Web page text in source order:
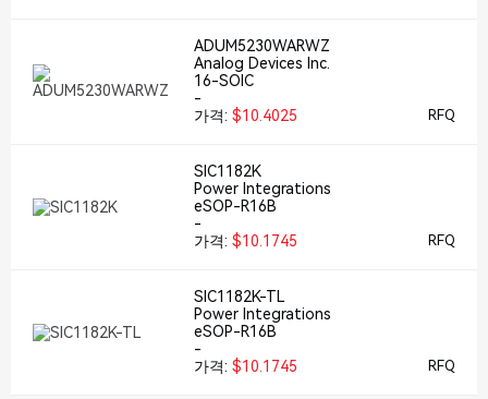
ADUM5230WARWZ
Analog Devices Inc.
16-SOIC
-
가격: $10.4025 RFQ
SIC1182K
Power Integrations
eSOP-R16B
-
가격: $10.1745 RFQ
SIC1182K-TL
Power Integrations
eSOP-R16B
-
가격: $10.1745 RFQ